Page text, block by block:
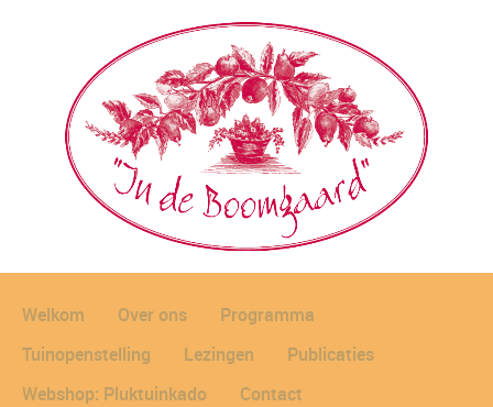
Welkom Over ons
Programma
Tuinopenstelling
Lezingen
Publicaties
Webshop: Pluktuinkado
Contact